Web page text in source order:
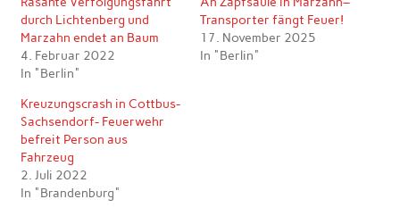
durch Lichtenberg und
Marzahn endet an Baum
4. Februar 2022
In "Berlin"
Transporter fängt Feuer!
17. November 2025
In "Berlin"
Kreuzungscrash in Cottbus-
Sachsendorf- Feuerwehr
befreit Person aus
Fahrzeug
2. Juli 2022
In "Brandenburg"